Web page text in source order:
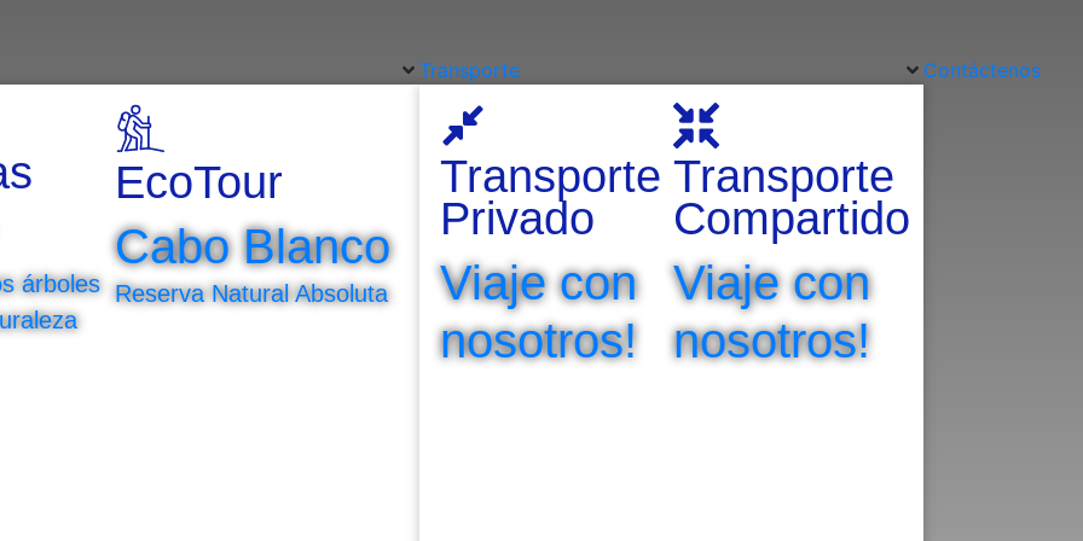
árboles
EcoTour
Cabo Blanco
Reserva Natural Absoluta
Transporte
Transporte
Privado
Viaje con
nosotros!
Transporte
Compartido
Viaje con
nosotros!
Contáctenos
¡Sería genial de tu parte visitarnos!
tours puede escribirnos y con gusto le brindaremos toda la información necesaria.